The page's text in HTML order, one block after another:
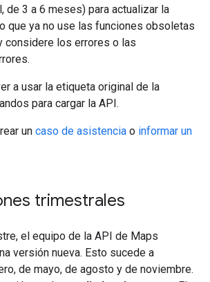
de 3 a 6 meses) para actualizar la
que ya no use las funciones obsoletas
considere los errores o las
a usar la etiqueta original de la
para cargar la API.
un caso de asistencia o informar un
trimestrales
el equipo de la API de Maps
versión nueva. Esto sucede a
de mayo, de agosto y de noviembre.